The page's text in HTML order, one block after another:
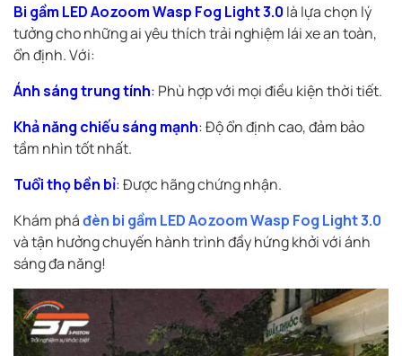
Bi gầm LED Aozoom Wasp Fog Light 3.0 là lựa chọn lý
tưởng cho những ai yêu thích trải nghiệm lái xe an toàn,
ổn định. Với:
Ánh sáng trung tính: Phù hợp với mọi điều kiện thời tiết.
Khả năng chiếu sáng mạnh:Độ ổn định cao, đảm bảo
tầm nhìn tốt nhất.
Tuổi thọ bền bỉ:Được hãng chứng nhận.
Khám pháđèn bi gầm LED Aozoom Wasp Fog Light 3.0
và tận hưởng chuyến hành trình đầy hứng khởi với ánh
sáng đa năng!